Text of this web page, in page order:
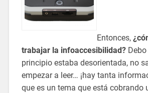
Entonces,
trabajar la infoaccesibilidad?Debo
principio estaba desorientada, no
empezar a leer… ¡hay tanta
que es un tema que está cobrando